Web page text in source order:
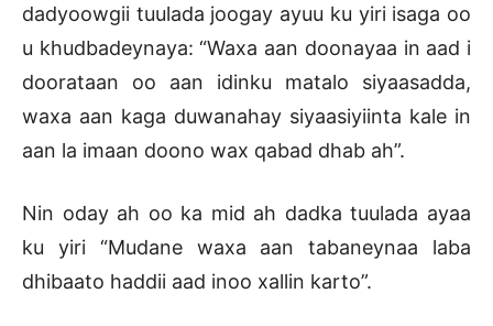
dadyoowgii tuulada joogay ayuu ku yiri isaga oo
u khudbadeynaya: “Waxa aan doonayaa in aad i
doorataan oo aan idinku matalo siyaasadda,
waxa aan kaga duwanahay siyaasiyiinta kale in
aan la imaan doono wax qabad dhab ah”.
Nin oday ah oo ka mid ah dadka tuulada ayaa
ku yiri “Mudane waxa aan tabaneynaa laba
dhibaato haddii aad inoo xallin karto”.